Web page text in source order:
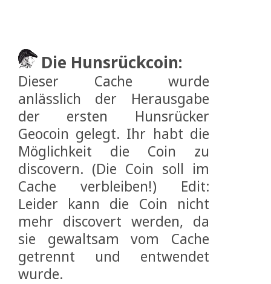
Die Hunsrückcoin:
Dieser Cache wurde
anlässlich der Herausgabe
der ersten Hunsrücker
Geocoin gelegt. Ihr habt die
Möglichkeit die Coin zu
discovern. (Die Coin soll im
Cache verbleiben!) Edit:
Leider kann die Coin nicht
mehr discovert werden, da
sie gewaltsam vom Cache
getrennt und entwendet
wurde.